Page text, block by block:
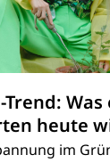
Was
heute
im